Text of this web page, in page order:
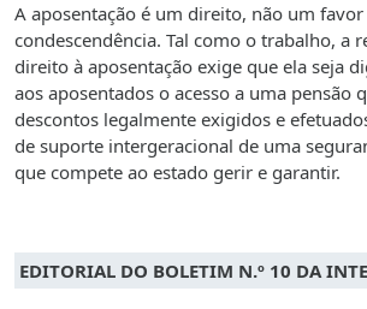
A aposentação é um direito, não um
condescendência. Tal como o trabalho, a
direito à aposentação exige que ela seja
aos aposentados o acesso a uma pensão
descontos legalmente exigidos e
de suporte intergeracional de uma
que compete ao estado gerir e garantir.
EDITORIAL DO BOLETIM N.º 10 DA